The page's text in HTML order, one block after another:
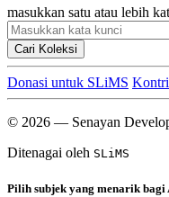
masukkan satu atau lebih
Cari Koleksi
Donasi untuk SLiMS
© 2026 — Senayan
Ditenagai oleh SLiMS
Pilih subjek yang menarik bagi